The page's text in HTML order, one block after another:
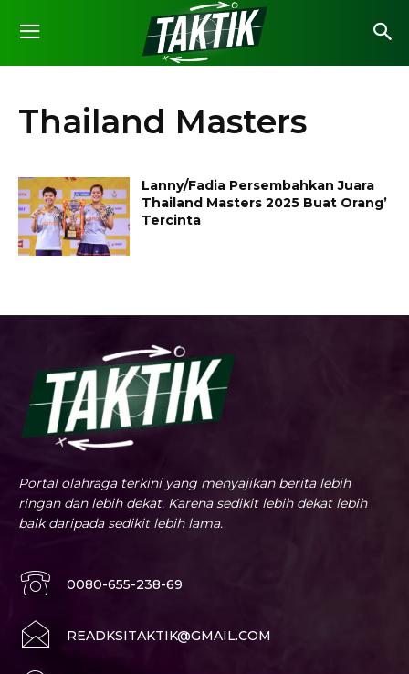
Thailand Masters
Lanny/Fadia Persembahkan Juara
Thailand Masters 2025 Buat Orang’
Tercinta
Portal olahraga terkini yang menyajikan berita lebih
ringan dan lebih dekat. Karena sedikit lebih dekat lebih
baik daripada sedikit lebih lama.
0080-655-238-69
READKSITAKTIK@GMAIL.COM